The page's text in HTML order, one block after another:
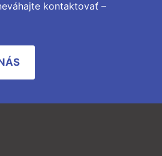
kontaktovať –